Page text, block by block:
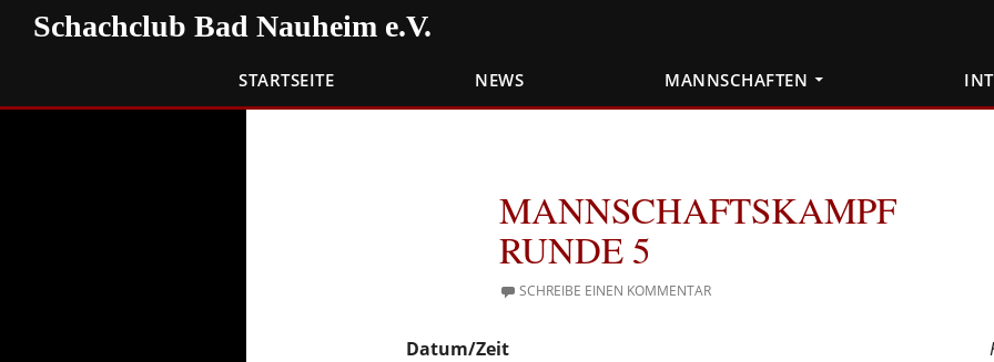
Zum
InhaltSchachclub Bad Nauheim e.V.
Suchen
STARTSEITE NEWS MANNSCHAFTEN
MANNSCHAFTSKAMPF
RUNDE 5
SCHREIBE EINEN KOMMENTAR
Datum/Zeit